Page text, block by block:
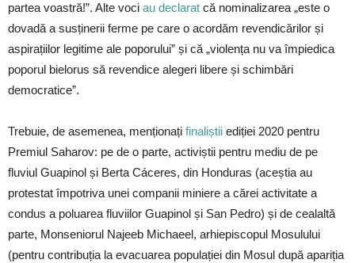
partea voastră!”. Alte voci au declarat că nominalizarea „este o
dovadă a susținerii ferme pe care o acordăm revendicărilor și
aspirațiilor legitime ale poporului” și că „violența nu va împiedica
poporul bielorus să revendice alegeri libere și schimbări
democratice”.
Trebuie, de asemenea, menționați finaliștii ediției 2020 pentru
Premiul Saharov: pe de o parte, activiștii pentru mediu de pe
fluviul Guapinol și Berta Cáceres, din Honduras (aceștia au
protestat împotriva unei companii miniere a cărei activitate a
condus a poluarea fluviilor Guapinol și San Pedro) și de cealaltă
parte, Monseniorul Najeeb Michaeel, arhiepiscopul Mosulului
(pentru contribuția la evacuarea populației din Mosul după apariția